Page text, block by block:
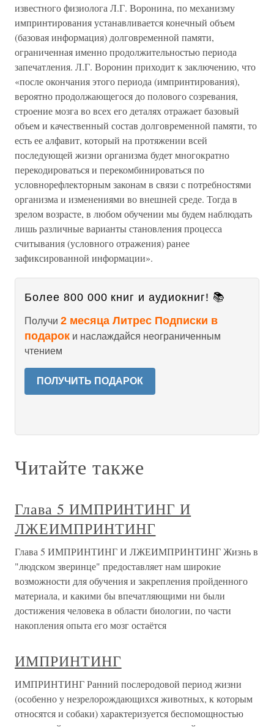
известного физиолога Л.Г. Воронина, по механизму
импринтирования устанавливается конечный объем
(базовая информация) долговременной памяти,
ограниченная именно продолжительностью периода
запечатления. Л.Г. Воронин приходит к заключению, что
«после окончания этого периода (импринтирования),
вероятно продолжающегося до полового созревания,
строение мозга во всех его деталях отражает базовый
объем и качественный состав долговременной памяти, то
есть ее алфавит, который на протяжении всей
последующей жизни организма будет многократно
перекодироваться и перекомбинироваться по
условнорефлекторным законам в связи с потребностями
организма и изменениями во внешней среде. Тогда в
зрелом возрасте, в любом обучении мы будем наблюдать
лишь различные варианты становления процесса
считывания (условного отражения) ранее
зафиксированной информации».
Более 800 000 книг и аудиокниг! 📚
Получи 2 месяца Литрес Подписки в
подарок и наслаждайся неограниченным
чтением
ПОЛУЧИТЬ ПОДАРОК
Читайте также
Глава 5 ИМПРИНТИНГ И
ЛЖЕИМПРИНТИНГ
Глава 5 ИМПРИНТИНГ И ЛЖЕИМПРИНТИНГ Жизнь в
"людском зверинце" предоставляет нам широкие
возможности для обучения и закрепления пройденного
материала, и какими бы впечатляющими ни были
достижения человека в области биологии, по части
накопления опыта его мозг остаётся
ИМПРИНТИНГ
ИМПРИНТИНГ Ранний послеродовой период жизни
(особенно у незрелорождающихся животных, к которым
относятся и собаки) характеризуется беспомощностью